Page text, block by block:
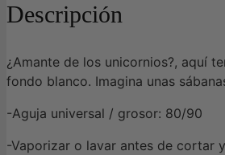
Descripción
¿Amante de los unicornios?, aquí
fondo blanco. Imagina unas
-Aguja universal / grosor: 80/90
-Vaporizar o lavar antes de cortar